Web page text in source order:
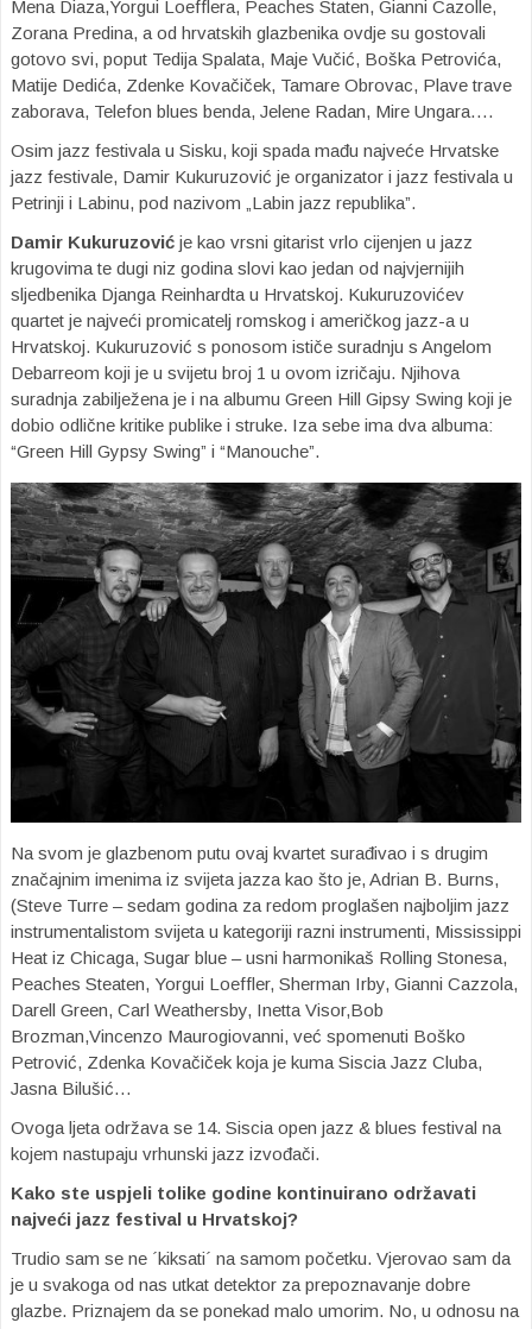
Mena Diaza,Yorgui Loefflera, Peaches Staten, Gianni Cazolle,
Zorana Predina, a od hrvatskih glazbenika ovdje su gostovali
gotovo svi, poput Tedija Spalata, Maje Vučić, Boška Petrovića,
Matije Dedića, Zdenke Kovačiček, Tamare Obrovac, Plave trave
zaborava, Telefon blues benda, Jelene Radan, Mire Ungara….
Osim jazz festivala u Sisku, koji spada mađu najveće Hrvatske
jazz festivale, Damir Kukuruzović je organizator i jazz festivala u
Petrinji i Labinu, pod nazivom „Labin jazz republika”.
Damir Kukuruzović je kao vrsni gitarist vrlo cijenjen u jazz
krugovima te dugi niz godina slovi kao jedan od najvjernijih
sljedbenika Djanga Reinhardta u Hrvatskoj. Kukuruzovićev
quartet je najveći promicatelj romskog i američkog jazz-a u
Hrvatskoj. Kukuruzović s ponosom ističe suradnju s Angelom
Debarreom koji je u svijetu broj 1 u ovom izričaju. Njihova
suradnja zabilježena je i na albumu Green Hill Gipsy Swing koji je
dobio odlične kritike publike i struke. Iza sebe ima dva albuma:
“Green Hill Gypsy Swing” i “Manouche”.
Na svom je glazbenom putu ovaj kvartet surađivao i s drugim
značajnim imenima iz svijeta jazza kao što je, Adrian B. Burns,
(Steve Turre – sedam godina za redom proglašen najboljim jazz
instrumentalistom svijeta u kategoriji razni instrumenti, Mississippi
Heat iz Chicaga, Sugar blue – usni harmonikaš Rolling Stonesa,
Peaches Steaten, Yorgui Loeffler, Sherman Irby, Gianni Cazzola,
Darell Green, Carl Weathersby, Inetta Visor,Bob
Brozman,Vincenzo Maurogiovanni, već spomenuti Boško
Petrović, Zdenka Kovačiček koja je kuma Siscia Jazz Cluba,
Jasna Bilušić…
Ovoga ljeta održava se 14. Siscia open jazz & blues festival na
kojem nastupaju vrhunski jazz izvođači.
Kako ste uspjeli tolike godine kontinuirano održavati
najveći jazz festival u Hrvatskoj?
Trudio sam se ne ´kiksati´ na samom početku. Vjerovao sam da
je u svakoga od nas utkat detektor za prepoznavanje dobre
glazbe. Priznajem da se ponekad malo umorim. No, u odnosu na